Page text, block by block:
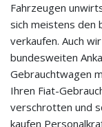
Fahrzeugen
sich meistens den
verkaufen. Auch
bundesweiten
Gebrauchtwagen
Ihren Fiat-
verschrotten und
kaufen